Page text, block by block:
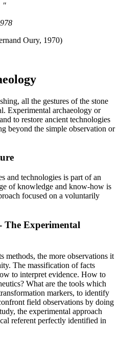
"
Oury, 1970)
all the gestures of the stone
Experimental archaeology or
to restore ancient technologies
beyond the simple observation or
and technologies is part of an
of knowledge and know-how is
focused on a voluntarily
The Experimental
methods, the more observations it
The massification of facts
to interpret evidence. How to
What are the tools which
markers, to identify
field observations by doing
the experimental approach
referent perfectly identified in